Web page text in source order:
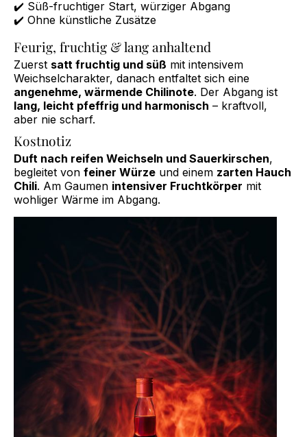
✔️ Süß-fruchtiger Start, würziger Abgang
✔️ Ohne künstliche Zusätze
Feurig, fruchtig & lang anhaltend
Zuerst satt fruchtig und süß mit intensivem
Weichselcharakter, danach entfaltet sich eine
angenehme, wärmende Chilinote. Der Abgang ist
lang, leicht pfeffrig und harmonisch – kraftvoll,
aber nie scharf.
Kostnotiz
Duft nach reifen Weichseln und Sauerkirschen,
begleitet von feiner Würze und einem zarten Hauch
Chili. Am Gaumen intensiver Fruchtkörper mit
wohliger Wärme im Abgang.